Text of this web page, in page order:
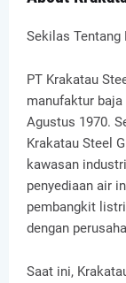
Sekilas Tentang
PT Krakatau
manufaktur
Agustus 1970.
Krakatau Steel
kawasan
penyediaan air
pembangkit
dengan
Saat ini,